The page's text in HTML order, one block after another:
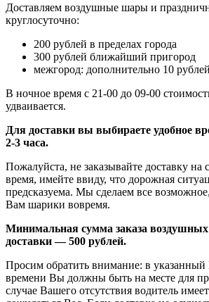
Доставляем воздушные шары и
круглосуточно:
200 рублей в пределах города
300 рублей ближайший пригород
межгород: дополнительно 10
В ночное время с 21-00 до 09-00
удваивается.
Для доставки вы выбираете удобное
2-3 часа.
Пожалуйста, не заказывайте доставку на
время, имейте ввиду, что дорожная
предсказуема. Мы сделаем все
Вам шарики вовремя.
Минимальная сумма заказа
доставки — 500 рублей.
Просим обратить внимание: в
времени Вы должны быть на месте для
случае Вашего отсутствия водитель